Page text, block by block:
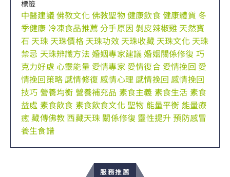
標籤
中醫建議佛教文化佛教聖物健康飲食健康體質 冬
季健康 冷凍食品推薦 分手原因 剝皮辣椒雞 天然寶
石 天珠 天珠價格 天珠功效 天珠收藏 天珠文化 天珠
禁忌 天珠辨識方法 婚姻專家建議婚姻關係修復 巧
克力好處 心靈能量 愛情專家 愛情復合 愛情挽回 愛
情挽回策略 感情修復 感情心理 感情挽回 感情挽回
技巧 營養均衡 營養補充品 素食主義 素食生活 素食
益處 素食飲食 素食飲食文化聖物 能量平衡 能量療
癒藏傳佛教 西藏天珠 關係修復 靈性提升預防感冒
養生食譜
服務推薦